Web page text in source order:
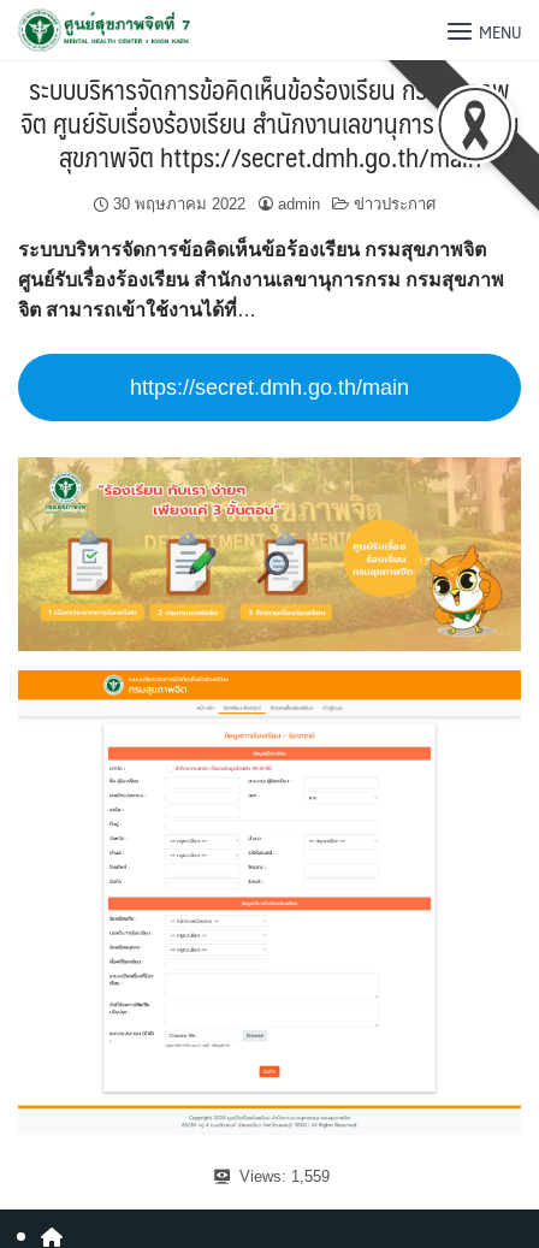
MENU
ระบบบริหารจัดการข้อคิดเห็นข้อร้องเรียน กรมสุขภาพ
จิต ศูนย์รับเรื่องร้องเรียน สำนักงานเลขานุการกรม กรม
สุขภาพจิต https://secret.dmh.go.th/main
30 พฤษภาคม 2022 admin ข่าวประกาศ
ระบบบริหารจัดการข้อคิดเห็นข้อร้องเรียน กรมสุขภาพจิต
ศูนย์รับเรื่องร้องเรียน สำนักงานเลขานุการกรม กรมสุขภาพ
จิต สามารถเข้าใช้งานได้ที่…
https://secret.dmh.go.th/main
Views: 1,559